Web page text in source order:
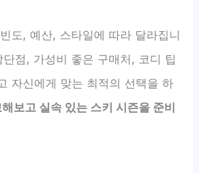
도, 예산, 스타일에 따라 달라집니
점, 가성비 좋은 구매처, 코디 팁
자신에게 맞는 최적의 선택을 하
보고 실속 있는 스키 시즌을 준비